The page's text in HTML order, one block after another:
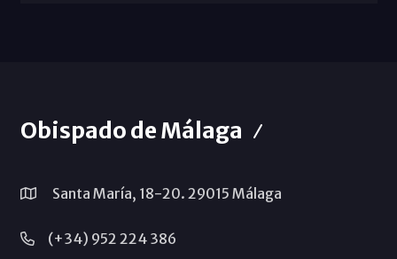
Obispado de Málaga
Santa María, 18-20. 29015 Málaga
(+34) 952 224 386